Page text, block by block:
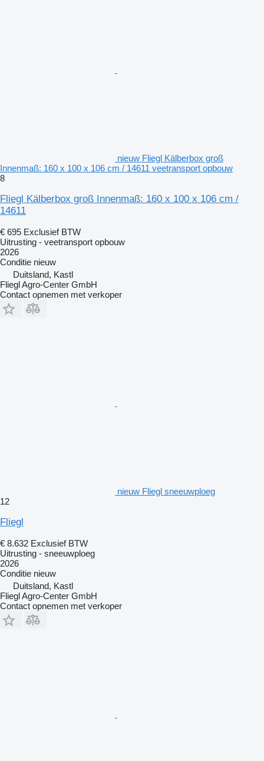
nieuw Fliegl Kälberbox groß
Innenmaß: 160 x 100 x 106 cm / 14611 veetransport opbouw
8
Fliegl Kälberbox groß Innenmaß: 160 x 100 x 106 cm /
14611
€ 695 Exclusief BTW
Uitrusting - veetransport opbouw
2026
Conditie nieuw
Duitsland, Kastl
Fliegl Agro-Center GmbH
Contact opnemen met verkoper
nieuw Fliegl sneeuwploeg
12
Fliegl
€ 8.632 Exclusief BTW
Uitrusting - sneeuwploeg
2026
Conditie nieuw
Duitsland, Kastl
Fliegl Agro-Center GmbH
Contact opnemen met verkoper